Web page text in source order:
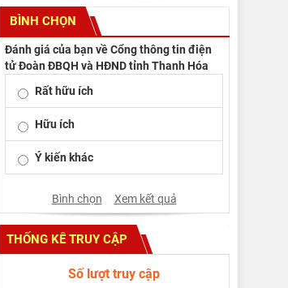
BÌNH CHỌN
Đánh giá của bạn về Cổng thông tin điện
tử Đoàn ĐBQH và HĐND tỉnh Thanh Hóa
Rất hữu ích
Hữu ích
Ý kiến khác
Bình chọn Xem kết quả
THỐNG KÊ TRUY CẬP
Số lượt truy cập